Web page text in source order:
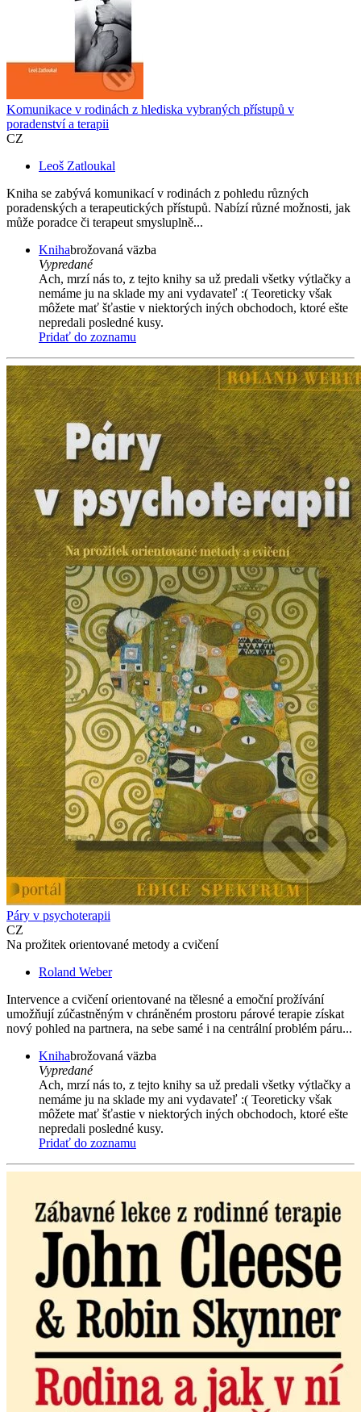
Komunikace v rodinách z hlediska vybraných přístupů v
poradenství a terapii
CZ
Leoš Zatloukal
Kniha se zabývá komunikací v rodinách z pohledu různých
poradenských a terapeutických přístupů. Nabízí různé možnosti, jak
může poradce či terapeut smysluplně...
Knihabrožovaná väzba
Vypredané
Ach, mrzí nás to, z tejto knihy sa už predali všetky výtlačky a
nemáme ju na sklade my ani vydavateľ :( Teoreticky však
môžete mať šťastie v niektorých iných obchodoch, ktoré ešte
nepredali posledné kusy.
Pridať do zoznamu
Páry v psychoterapii
CZ
Na prožitek orientované metody a cvičení
Roland Weber
Intervence a cvičení orientované na tělesné a emoční prožívání
umožňují zúčastněným v chráněném prostoru párové terapie získat
nový pohled na partnera, na sebe samé i na centrální problém páru...
Knihabrožovaná väzba
Vypredané
Ach, mrzí nás to, z tejto knihy sa už predali všetky výtlačky a
nemáme ju na sklade my ani vydavateľ :( Teoreticky však
môžete mať šťastie v niektorých iných obchodoch, ktoré ešte
nepredali posledné kusy.
Pridať do zoznamu